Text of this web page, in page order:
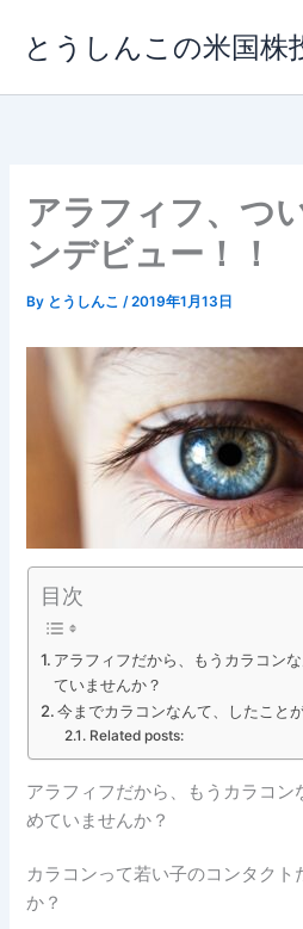
ス
とうしんこの米国株
アラフィフ、つ
ンデビュー！！
By とうしんこ/2019年1月13日
目次
アラフィフだから、もうカラコン
ていませんか？
今までカラコンなんて、したこと
Related posts:
アラフィフだから、もうカラコン
めていませんか？
カラコンって若い子のコンタクト
か？